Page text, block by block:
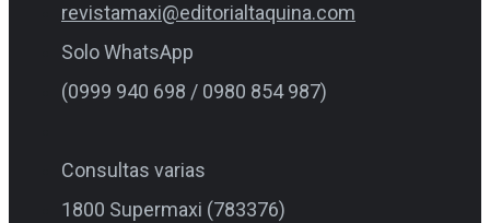
revistamaxi@editorialtaquina.com
Solo WhatsApp
(0999 940 698 / 0980 854 987)
Consultas varias
1800 Supermaxi (783376)